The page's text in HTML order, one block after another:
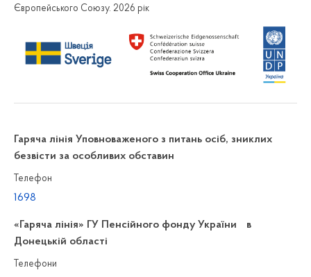
Європейського Союзу. 2026 рік
Гаряча лінія Уповноваженого з питань осіб, зниклих
безвісти за особливих обставин
Телефон
1698
«Гаряча лінія» ГУ Пенсійного фонду України в
Донецькій області
Телефони